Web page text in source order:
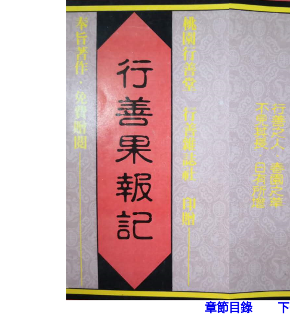
章節目錄